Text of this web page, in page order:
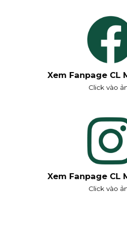
Xem Fanpage CL
Click vào
Xem Fanpage CL
Click vào